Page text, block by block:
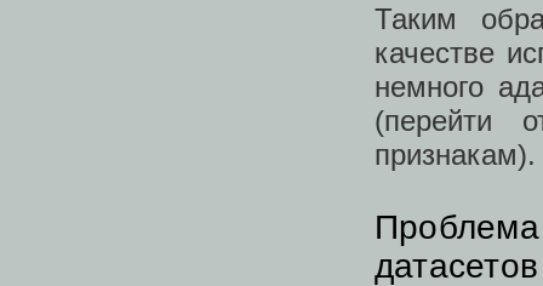
Таким
качестве
немного
(перейти
признакам).
Проблема
датасетов